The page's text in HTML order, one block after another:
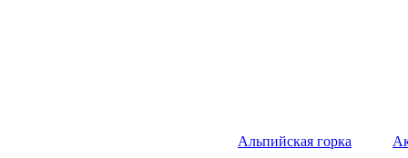
Альпийская горка